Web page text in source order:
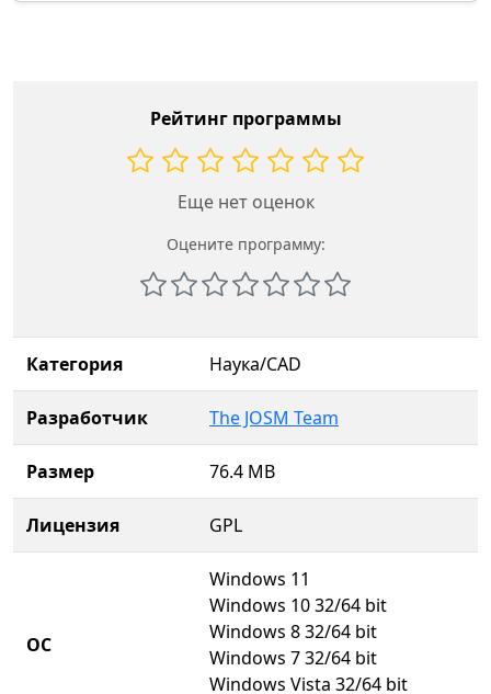
Рейтинг программы
Еще нет оценок
Оцените программу:
Категория Наука/CAD
Разработчик The JOSM Team
Размер 76.4 MB
Лицензия GPL
ОС
Windows 11
Windows 10 32/64 bit
Windows 8 32/64 bit
Windows 7 32/64 bit
Windows Vista 32/64 bit